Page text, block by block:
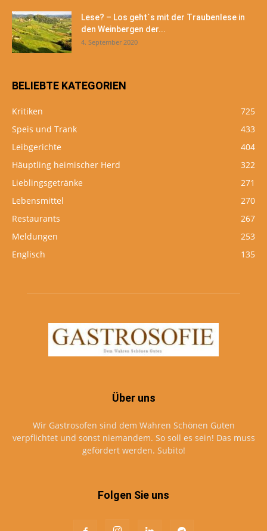
Lese? – Los geht`s mit der Traubenlese in
den Weinbergen der...
4. September 2020
BELIEBTE KATEGORIEN
Kritiken
725
Speis und Trank
433
Leibgerichte
404
Häuptling heimischer Herd
322
Lieblingsgetränke
271
Lebensmittel
270
Restaurants
267
Meldungen
253
Englisch
135
Über uns
Wir Gastrosofen sind dem Wahren Schönen Guten
verpflichtet und sonst niemandem. So soll es sein! Das muss
gefördert werden. Subito!
Folgen Sie uns